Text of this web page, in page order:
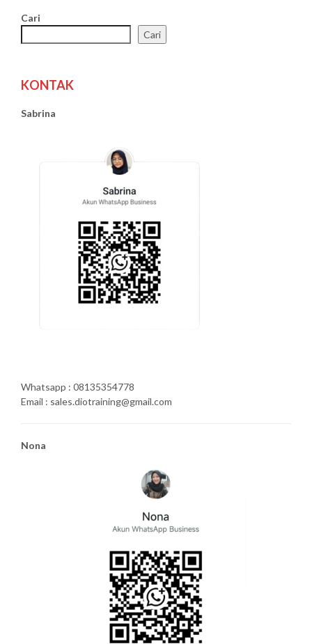
Cari
Cari
KONTAK
Sabrina
Whatsapp : 08135354778
Email : sales.diotraining@gmail.com
Nona